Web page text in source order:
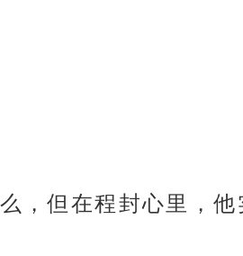
，但在程封心里，他